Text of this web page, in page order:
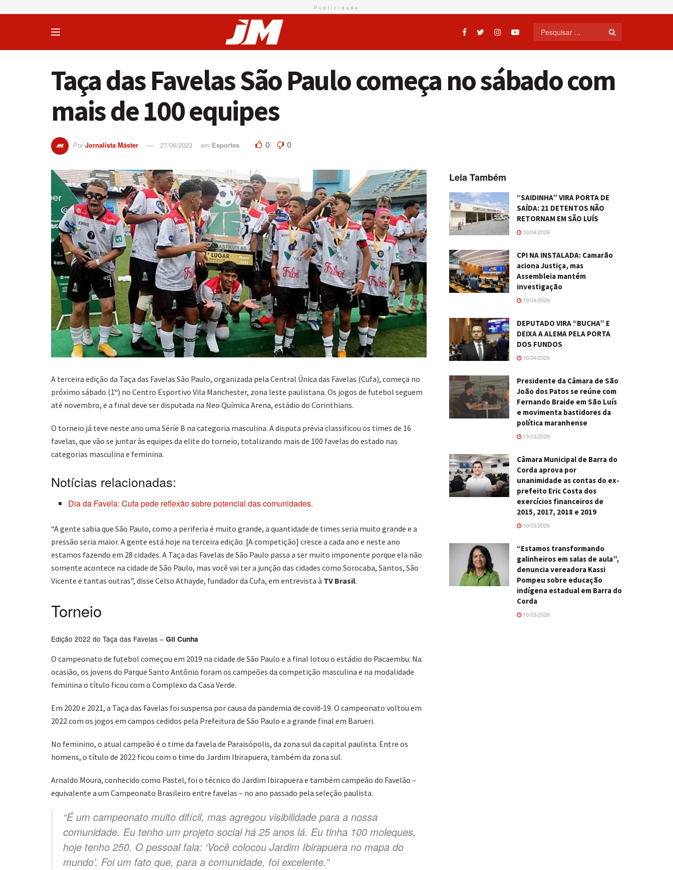
Publicidade
Taça das Favelas São Paulo começa no sábado com
mais de 100 equipes
Por Jornalista Máster 27/06/2023 em Esportes 0 0
A terceira edição da Taça das Favelas São Paulo, organizada pela Central Única das Favelas (Cufa), começa no
próximo sábado (1º) no Centro Esportivo Vila Manchester, zona leste paulistana. Os jogos de futebol seguem
até novembro, e a final deve ser disputada na Neo Química Arena, estádio do Corinthians.
O torneio já teve neste ano uma Série B na categoria masculina. A disputa prévia classificou os times de 16
favelas, que vão se juntar às equipes da elite do torneio, totalizando mais de 100 favelas do estado nas
categorias masculina e feminina.
Notícias relacionadas:
Dia da Favela: Cufa pede reflexão sobre potencial das comunidades.
“A gente sabia que São Paulo, como a periferia é muito grande, a quantidade de times seria muito grande e a
pressão seria maior. A gente está hoje na terceira edição. [A competição] cresce a cada ano e neste ano
estamos fazendo em 28 cidades. A Taça das Favelas de São Paulo passa a ser muito imponente porque ela não
somente acontece na cidade de São Paulo, mas você vai ter a junção das cidades como Sorocaba, Santos, São
Vicente e tantas outras”, disse Celso Athayde, fundador da Cufa, em entrevista à TV Brasil.
Torneio
Edição 2022 do Taça das Favelas – Gil Cunha
O campeonato de futebol começou em 2019 na cidade de São Paulo e a final lotou o estádio do Pacaembu. Na
ocasião, os jovens do Parque Santo Antônio foram os campeões da competição masculina e na modalidade
feminina o título ficou com o Complexo da Casa Verde.
Em 2020 e 2021, a Taça das Favelas foi suspensa por causa da pandemia de covid-19. O campeonato voltou em
2022 com os jogos em campos cedidos pela Prefeitura de São Paulo e a grande final em Barueri.
No feminino, o atual campeão é o time da favela de Paraisópolis, da zona sul da capital paulista. Entre os
homens, o título de 2022 ficou com o time do Jardim Ibirapuera, também da zona sul.
Arnaldo Moura, conhecido como Pastel, foi o técnico do Jardim Ibirapuera e também campeão do Favelão –
equivalente a um Campeonato Brasileiro entre favelas – no ano passado pela seleção paulista.
“É um campeonato muito difícil, mas agregou visibilidade para a nossa
comunidade. Eu tenho um projeto social há 25 anos lá. Eu tinha 100 moleques,
hoje tenho 250. O pessoal fala: ‘Você colocou Jardim Ibirapuera no mapa do
mundo’. Foi um fato que, para a comunidade, foi excelente.”
Leia Também
“SAIDINHA” VIRA PORTA DE
SAÍDA: 21 DETENTOS NÃO
RETORNAM EM SÃO LUÍS
10/04/2026
CPI NA INSTALADA: Camarão
aciona Justiça, mas
Assembleia mantém
investigação
10/04/2026
DEPUTADO VIRA “BUCHA” E
DEIXA A ALEMA PELA PORTA
DOS FUNDOS
10/04/2026
Presidente da Câmara de São
João dos Patos se reúne com
Fernando Braide em São Luís
e movimenta bastidores da
política maranhense
13/03/2026
Câmara Municipal de Barra do
Corda aprova por
unanimidade as contas do ex-
prefeito Eric Costa dos
exercícios financeiros de
2015, 2017, 2018 e 2019
10/03/2026
“Estamos transformando
galinheiros em salas de aula”,
denuncia vereadora Kassi
Pompeu sobre educação
indígena estadual em Barra do
Corda
10/03/2026